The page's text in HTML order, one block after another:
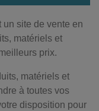
site de vente en
matériels et
prix.
matériels et
à toutes vos
disposition pour